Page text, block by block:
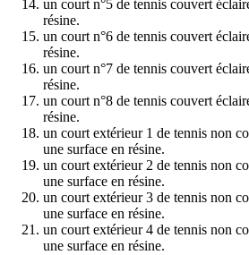
un court n°5 de tennis couvert
résine.
un court n°6 de tennis couvert
résine.
un court n°7 de tennis couvert
résine.
un court n°8 de tennis couvert
résine.
un court extérieur 1 de tennis non
une surface en résine.
un court extérieur 2 de tennis non
une surface en résine.
un court extérieur 3 de tennis non
une surface en résine.
un court extérieur 4 de tennis non
une surface en résine.